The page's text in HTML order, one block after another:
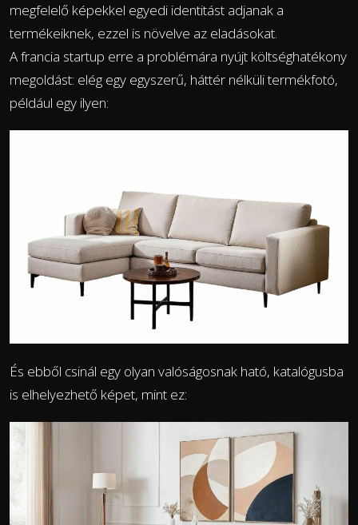
megfelelő képekkel egyedi identitást adjanak a
termékeiknek, ezzel is növelve az eladásokat.
A francia startup erre a problémára nyújt költséghatékony
megoldást: elég egy egyszerű, háttér nélküli termékfotó,
például egy ilyen:
És ebből csinál egy olyan valóságosnak ható, katalógusba
is elhelyezhető képet, mint ez: